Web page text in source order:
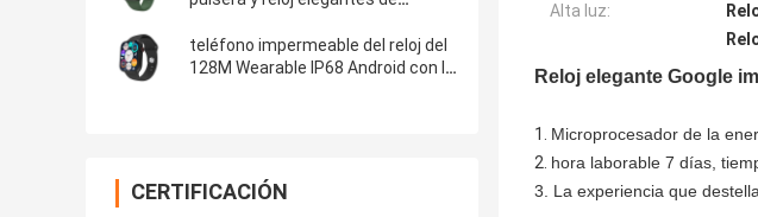
teléfono impermeable del reloj del
128M Wearable IP68 Android con la
CERTIFICACIÓN
Alta luz:
Reloj elegante Google
1. Microprocesador de la
2. hora laborable 7 días,
3. La experiencia que